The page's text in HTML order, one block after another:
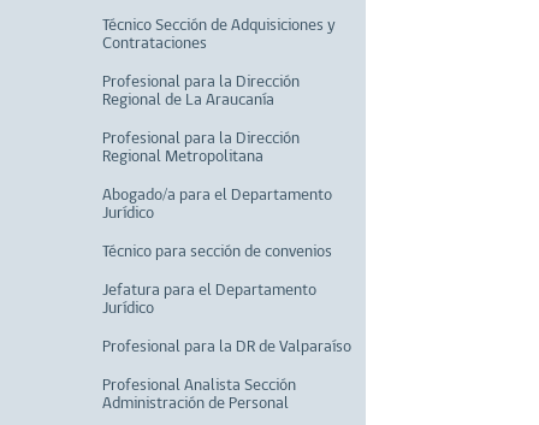
Técnico Sección de Adquisiciones y
Contrataciones
Profesional para la Dirección
Regional de La Araucanía
Profesional para la Dirección
Regional Metropolitana
Abogado/a para el Departamento
Jurídico
Técnico para sección de convenios
Jefatura para el Departamento
Jurídico
Profesional para la DR de Valparaíso
Profesional Analista Sección
Administración de Personal